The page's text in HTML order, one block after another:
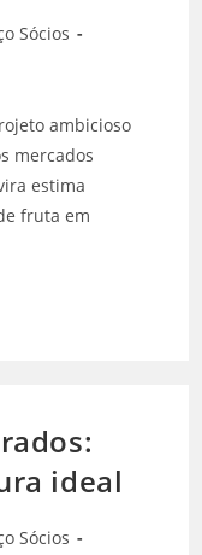
Sócios
ambicioso
mercados
estima
fruta em
ideal
Sócios